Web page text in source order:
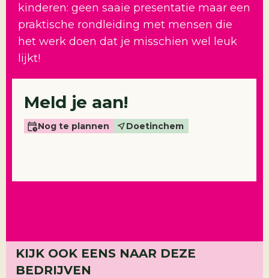
kinderen: geen saaie presentatie maar een
praktische rondleiding met mensen die
het werk doen dat je misschien wel leuk
lijkt!
Meld je aan!
Nog te plannen Doetinchem
KIJK OOK EENS NAAR DEZE
BEDRIJVEN